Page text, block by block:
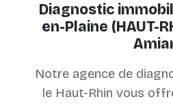
Diagnostic
en-Plaine (HAUT-
Notre agence de
le Haut-Rhin vous